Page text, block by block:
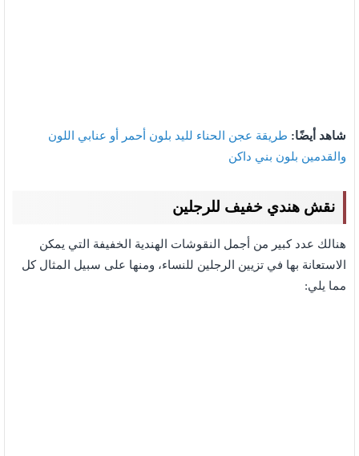
شاهد أيضًا: طريقة عجن الحناء لليد بلون أحمر أو عنابي اللون
والقدمين بلون بني داكن
نقش هندي خفيف للرجلين
هنالك عدد كبير من أجمل النقوشات الهندية الخفيفة التي يمكن
الاستعانة بها في تزيين الرجلين للنساء، ومنها على سبيل المثال كل
مما يلي: